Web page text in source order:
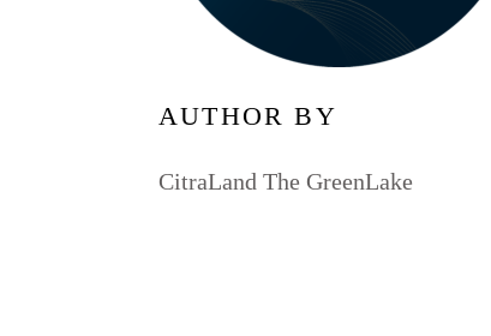
AUTHOR BY
CitraLand The GreenLake